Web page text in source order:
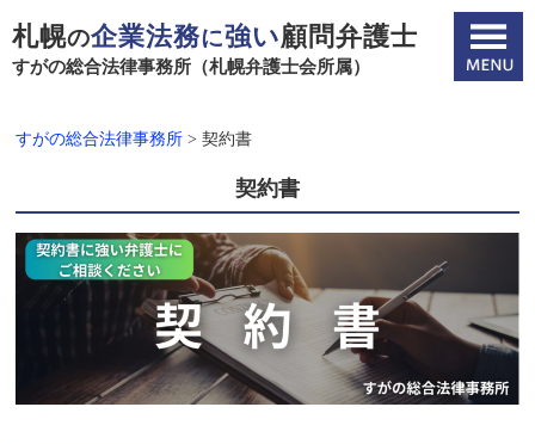
札幌の企業法務に強い顧問弁護士
すがの総合法律事務所（札幌弁護士会所属）
すがの総合法律事務所 >契約書
契約書